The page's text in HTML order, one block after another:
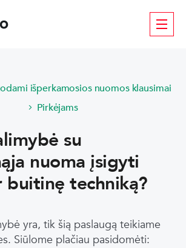
išperkamosios nuomos klausimai
Pirkėjams
su
nuoma įsigyti
buitinę techniką?
yra, tik šią paslaugą teikiame
Siūlome plačiau pasidomėti: